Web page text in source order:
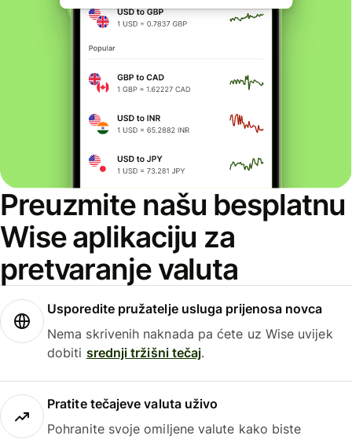
Preuzmite našu besplatnu
Wise aplikaciju za
pretvaranje valuta
Usporedite pružatelje usluga prijenosa novca
Nema skrivenih naknada pa ćete uz Wise uvijek
dobiti srednji tržišni tečaj.
Pratite tečajeve valuta uživo
Pohranite svoje omiljene valute kako biste